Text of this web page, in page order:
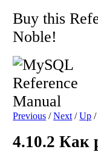
Buy this
Noble!
Previous /Next /Up
4.10.2 Как